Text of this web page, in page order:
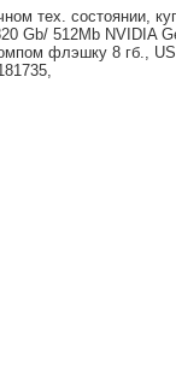
тех. состоянии,
Gb/ 512Mb NVIDIA
флэшку 8 гб.,